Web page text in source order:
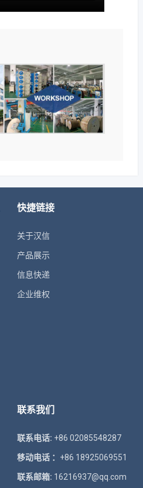
快捷链接
关于汉信
产品展示
信息快递
企业维权
联系我们
联系电话: +86 02085548287
移动电话 ： +86 18925069551
联系邮箱: 16216937@qq.com